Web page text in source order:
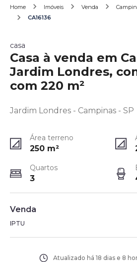
Home Imóveis Venda
CA16136
casa
Casa à venda em
Jardim Londres,
com 220 m²
Jardim Londres - Campinas - SP
Área terreno
250 m²
Quartos
3
Venda
IPTU
Atualizado há 18 dias e 8